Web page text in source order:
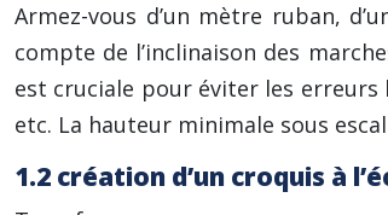
Armez-vous d’un mètre ruban,
compte de l’inclinaison des
est cruciale pour éviter les erreurs
etc. La hauteur minimale sous
1.2 création d’un croquis à